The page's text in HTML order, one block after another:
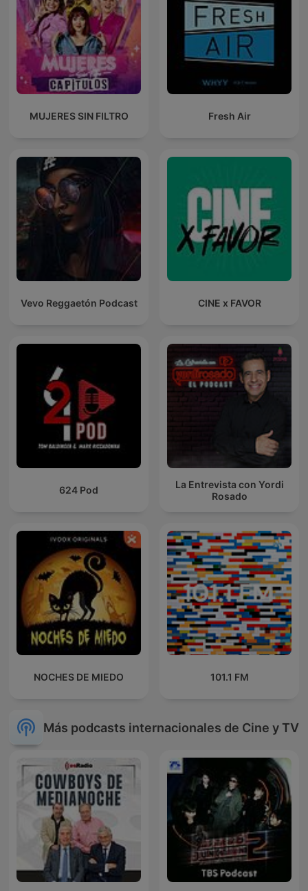
MUJERES SIN FILTRO Fresh Air
Vevo Reggaetón Podcast CINE x FAVOR
624 Pod
La Entrevista con Yordi
Rosado
NOCHES DE MIEDO 101.1 FM
Más podcasts internacionales de Cine y TV